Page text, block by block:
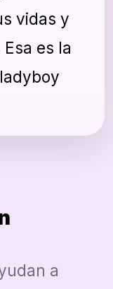
vidas y
es la
a